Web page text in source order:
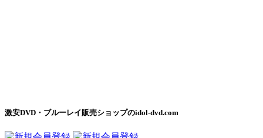
激安DVD・ブルーレイ販売ショップのidol-dvd.com